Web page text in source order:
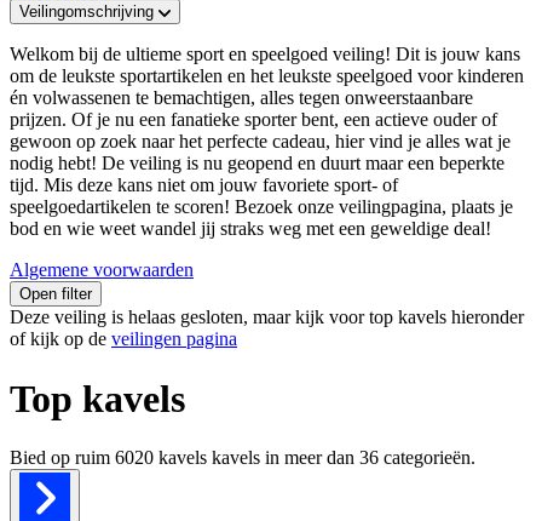
Veilingomschrijving
Welkom bij de ultieme sport en speelgoed veiling! Dit is jouw kans
om de leukste sportartikelen en het leukste speelgoed voor kinderen
én volwassenen te bemachtigen, alles tegen onweerstaanbare
prijzen. Of je nu een fanatieke sporter bent, een actieve ouder of
gewoon op zoek naar het perfecte cadeau, hier vind je alles wat je
nodig hebt! De veiling is nu geopend en duurt maar een beperkte
tijd. Mis deze kans niet om jouw favoriete sport- of
speelgoedartikelen te scoren! Bezoek onze veilingpagina, plaats je
bod en wie weet wandel jij straks weg met een geweldige deal!
Algemene voorwaarden
Open filter
Deze veiling is helaas gesloten, maar kijk voor top kavels hieronder
of kijk op de veilingen pagina
Top kavels
Bied op ruim 6020 kavels kavels in meer dan 36 categorieën.